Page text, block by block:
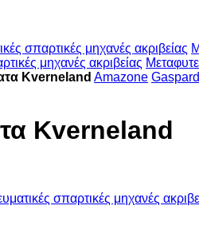
σπαρτικές μηχανές ακριβείας
μηχανές ακριβείας
Kverneland Amazone
Kverneland
σπαρτικές μηχανές